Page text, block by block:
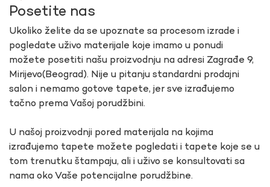
Posetite nas
Ukoliko želite da se upoznate sa procesom izrade i
pogledate uživo materijale koje imamo u ponudi
možete posetiti našu proizvodnju na adresi Zagrađe 9,
Mirijevo(Beograd). Nije u pitanju standardni prodajni
salon i nemamo gotove tapete, jer sve izrađujemo
tačno prema Vašoj porudžbini.
U našoj proizvodnji pored materijala na kojima
izrađujemo tapete možete pogledati i tapete koje se u
tom trenutku štampaju, ali i uživo se konsultovati sa
nama oko Vaše potencijalne porudžbine.